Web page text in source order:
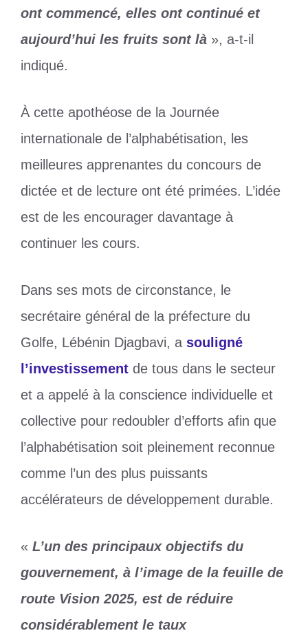
ont commencé, elles ont continué et
aujourd’hui les fruits sont là », a-t-il
indiqué.
À cette apothéose de la Journée
internationale de l’alphabétisation, les
meilleures apprenantes du concours de
dictée et de lecture ont été primées. L’idée
est de les encourager davantage à
continuer les cours.
Dans ses mots de circonstance, le
secrétaire général de la préfecture du
Golfe, Lébénin Djagbavi, a souligné
l’investissement de tous dans le secteur
et a appelé à la conscience individuelle et
collective pour redoubler d’efforts afin que
l’alphabétisation soit pleinement reconnue
comme l’un des plus puissants
accélérateurs de développement durable.
« L’un des principaux objectifs du
gouvernement, à l’image de la feuille de
route Vision 2025, est de réduire
considérablement le taux